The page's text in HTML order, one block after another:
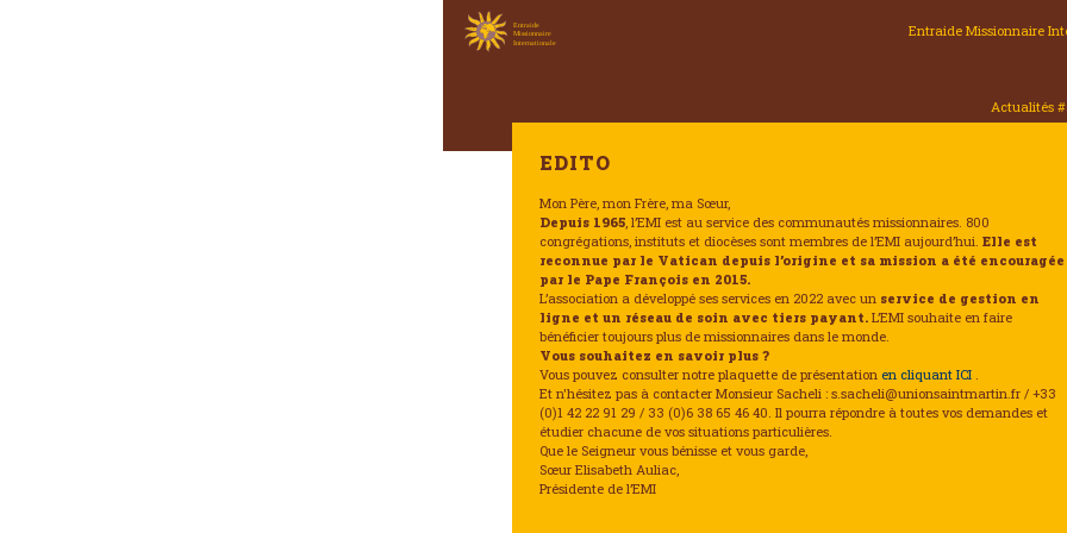
Entraide Missionnaire
Actualités
EDITO
Mon Père, mon Frère, ma Sœur,
Depuis 1965, l’EMI est au service des communautés missionnaires. 800
congrégations, instituts et diocèses sont membres de l’EMI aujourd’hui. Elle est
reconnue par le Vatican depuis l’origine et sa mission a été encouragée
par le Pape François en 2015.
L’association a développé ses services en 2022 avec un service de gestion en
ligne et un réseau de soin avec tiers payant.L’EMI souhaite en faire
bénéficier toujours plus de missionnaires dans le monde.
Vous souhaitez en savoir plus ?
Vous pouvez consulter notre plaquette de présentation en cliquant ICI .
Et n'hésitez pas à contacter Monsieur Sacheli : s.sacheli@unionsaintmartin.fr / +33
(0)1 42 22 91 29 / 33 (0)6 38 65 46 40. Il pourra répondre à toutes vos demandes et
étudier chacune de vos situations particulières.
Que le Seigneur vous bénisse et vous garde,
Sœur Elisabeth Auliac,
Présidente de l’EMI